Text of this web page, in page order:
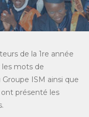
de la 1re année
mots de
ISM ainsi que
présenté les